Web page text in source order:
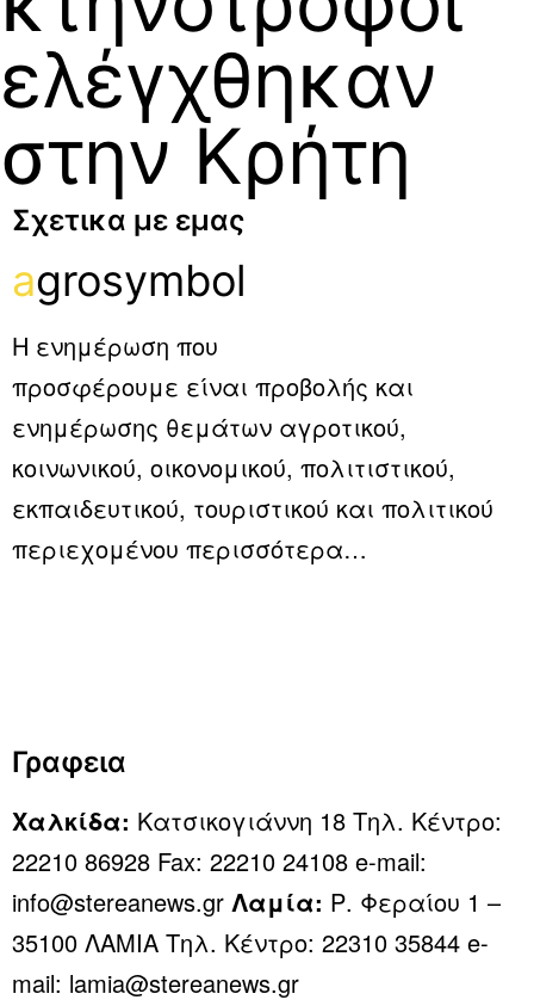
ελέγχθηκαν
στην Κρήτη
Σχετικα με εμας
agrosymbol
Η ενημέρωση που
προσφέρουμε είναι προβολής και
ενημέρωσης θεμάτων αγροτικού,
κοινωνικού, οικονομικού, πολιτιστικού,
εκπαιδευτικού, τουριστικού και πολιτικού
περιεχομένου περισσότερα…
Γραφεια
Χαλκίδα: Κατσικογιάννη 18 Τηλ. Κέντρο:
22210 86928 Fax: 22210 24108 e-mail:
info@stereanews.gr Λαμία: Ρ. Φεραίου 1 –
35100 ΛΑΜΙΑ Τηλ. Κέντρο: 22310 35844 e-
mail: lamia@stereanews.gr